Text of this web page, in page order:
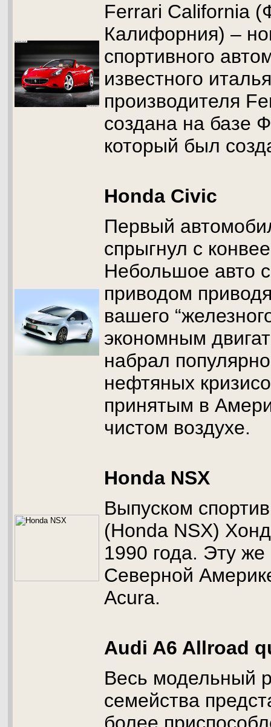
Ferrari California
Калифорния) –
спортивного
известного
производителя
создана на базе
который был
Honda Civic
Первый
спрыгнул с
Небольшое авто
приводом
вашего
экономным
набрал
нефтяных
принятым в
чистом воздухе.
Honda NSX
Выпуском
(Honda NSX)
1990 года. Эту
Северной
Acura.
Audi A6 Allroad
Весь модельный
семейства